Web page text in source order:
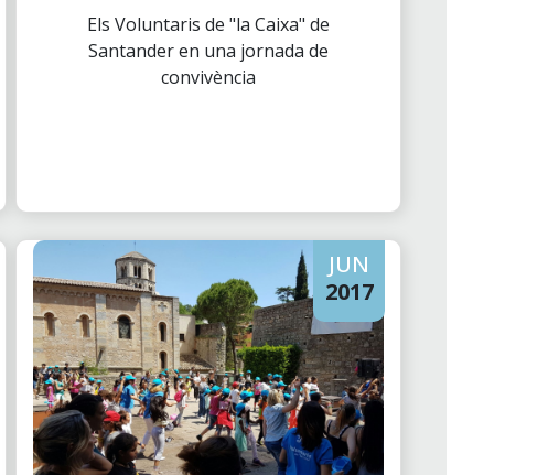
Els Voluntaris de "la Caixa" de
Santander en una jornada de
convivència
JUN
2017